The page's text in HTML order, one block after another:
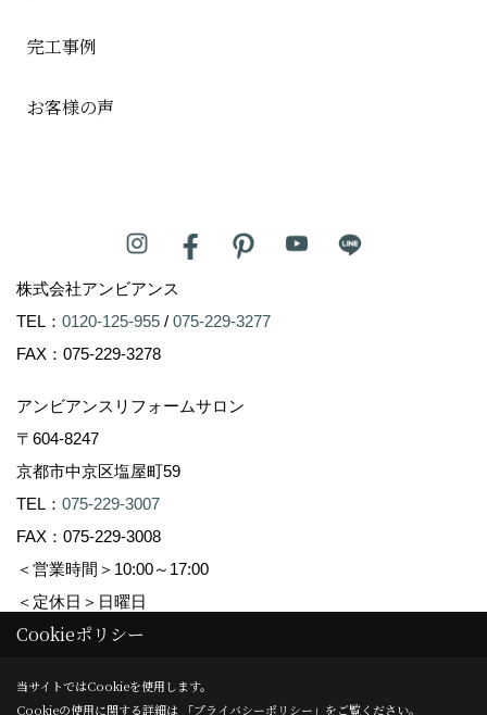
完工事例
お客様の声
株式会社アンビアンス
TEL： 0120-125-955 / 075-229-3277
FAX：075-229-3278
アンビアンスリフォームサロン
〒604-8247
京都市中京区塩屋町59
TEL： 075-229-3007
FAX：075-229-3008
＜営業時間＞10:00～17:00
＜定休日＞日曜日
Copyright (c) Ambiance Co.,Ltd. All Rights Reserved.
Cookieポリシー
当サイトではCookieを使用します。
Cookieの使用に関する詳細は 「プライバシーポリシー 」をご覧ください。